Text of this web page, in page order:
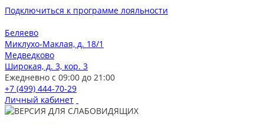
Подключиться к программе лояльности
Беляево
Миклухо-Маклая, д. 18/1
Медведково
Широкая, д. 3, кор. 3
Ежедневно с 09:00 до 21:00
+7 (499) 444-70-29
Личный кабинет